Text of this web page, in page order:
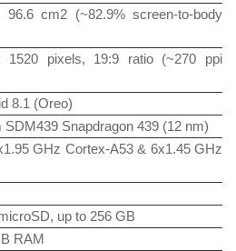
cm2 (~82.9% screen-to-body
1520 pixels, 19:9 ratio (~270 ppi
8.1 (Oreo)
Snapdragon 439 (12 nm)
GHz Cortex-A53 & 6x1.45 GHz
up to 256 GB
RAM